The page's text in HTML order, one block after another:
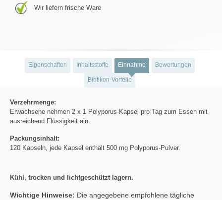
Wir liefern frische Ware
Eigenschaften Inhaltsstoffe Einnahme Bewertungen
Biotikon-Vorteile
Verzehrmenge:
Erwachsene nehmen 2 x 1 Polyporus-Kapsel pro Tag zum Essen mit
ausreichend Flüssigkeit ein.
Packungsinhalt:
120 Kapseln, jede Kapsel enthält 500 mg Polyporus-Pulver.
Kühl, trocken und lichtgeschützt lagern.
Wichtige Hinweise: Die angegebene empfohlene tägliche